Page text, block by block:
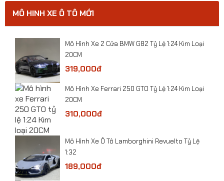
MÔ HINH XE Ô TÔ MỚI
​Mô Hình Xe 2 Cửa BMW G82 Tỷ Lệ 1:24 Kim Loại
20CM
319,000đ
​Mô Hình Xe Ferrari 250 GTO Tỷ Lệ 1:24 Kim Loại
20CM
310,000đ
​Mô Hình Xe Ô Tô Lamborghini Revuelto Tỷ Lệ
1:32
189,000đ